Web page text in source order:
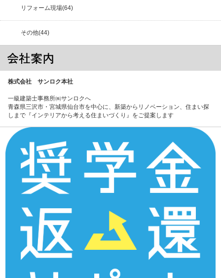
リフォーム現場(64)
その他(44)
株式会社 サンロク本社
一級建築士事務所㈱サンロクへ
青森県三沢市・宮城県仙台市を中心に、新築からリノベーション、住まい探
しまで『インテリアから考える住まいづくり』をご提案します